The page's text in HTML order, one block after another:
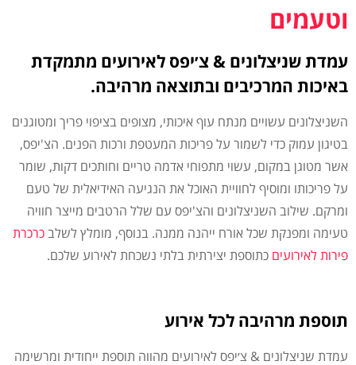
וטעמים
עמדת שניצלונים & צ׳יפס לאירועים מתמקדת
באיכות המרכיבים ובתוצאה מרהיבה.
השניצלונים עשויים מנתח עוף איכותי, מצופים בציפוי פריך ומטוגנים
בטיגון עמוק כדי לשמור על פריכות המעטפת ורכות הפנים. הצ'יפס,
אשר מטוגן במקום, עשוי מתפוחי אדמה טריים וחותכים דקות, שומר
על פריכותו ומוסיף לחוויית האוכל את הנגיעה האידיאלית של טעם
ומרקם. שילוב השניצלונים והצ'יפס עם שלל הרטבים מייצר חוויה
טעימה ומפנקת שכל אורח ייהנה ממנה. בנוסף, מומלץ לשלבכרכרת
פירותלאירועים כתוספת יצירתית בלתי נשכחת לאירוע שלכם.
תוספת מרהיבה לכל אירוע
עמדת שניצלונים & צ׳יפס לאירועים מהווה תוספת ייחודית ומרשימה